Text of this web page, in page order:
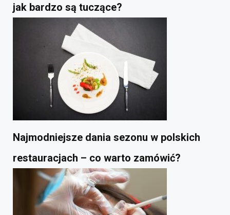
jak bardzo są tuczące?
Najmodniejsze dania sezonu w polskich
restauracjach – co warto zamówić?